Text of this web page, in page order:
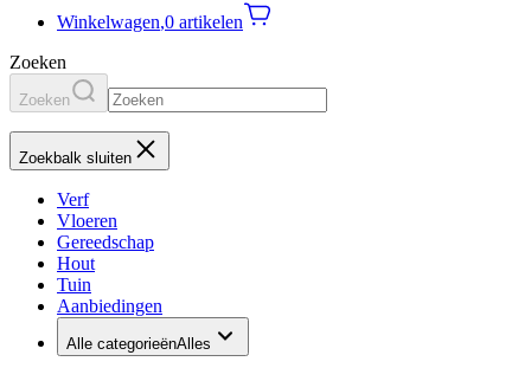
Winkelwagen,0 artikelen
Zoeken
Zoeken
Zoekbalk sluiten
Verf
Vloeren
Gereedschap
Hout
Tuin
Aanbiedingen
Alle categorieënAlles